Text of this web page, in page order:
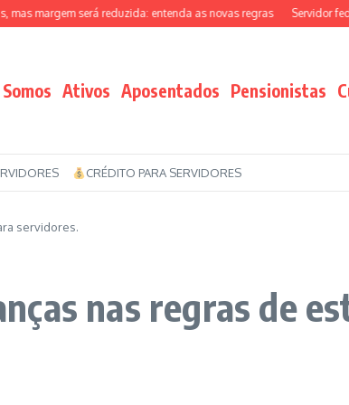
margem será reduzida: entenda as novas regras Servidor federal
Ativos Aposentados Pensionistas
CRÉDITO PARA SERVIDORES
servidores.
nas regras de